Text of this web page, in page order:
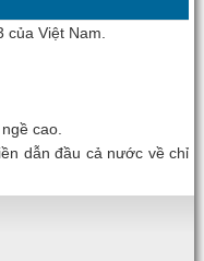
Việt Nam.
cao.
dẫn đầu cả nước về chỉ